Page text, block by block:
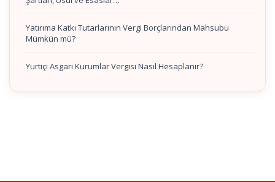
Yatırıma Katkı Tutarlarının Vergi Borçlarından Mahsubu
Mümkün mü?
Yurtiçi Asgari Kurumlar Vergisi Nasıl Hesaplanır?